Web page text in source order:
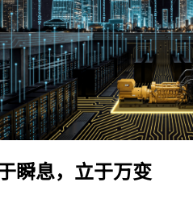
瞬息，立于万变